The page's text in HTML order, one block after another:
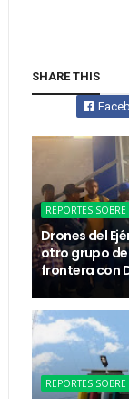
SHARE THIS
REPORTES
Drones del
otro grupo
frontera con
REPORTES